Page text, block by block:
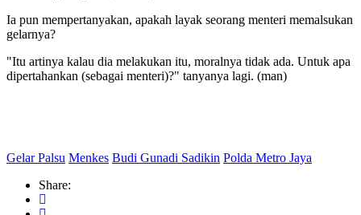
Ia pun mempertanyakan, apakah layak seorang menteri memalsukan
gelarnya?
"Itu artinya kalau dia melakukan itu, moralnya tidak ada. Untuk apa
dipertahankan (sebagai menteri)?" tanyanya lagi. (man)
Gelar Palsu Menkes Budi Gunadi Sadikin Polda Metro Jaya
Share: